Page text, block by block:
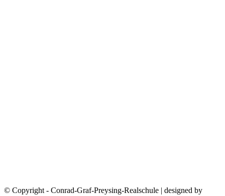
© Copyright - Conrad-Graf-Preysing-Realschule | designed by